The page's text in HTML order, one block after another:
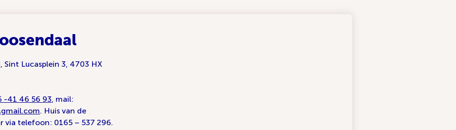
Sint Lucasplein 3, 4703 HX
-41 46 56 93, mail:
. Huis van de
via telefoon: 0165 – 537 296.